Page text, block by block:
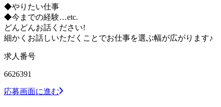
◆やりたい仕事
◆今までの経験…etc.
どんどんお話ください!
細かくお話しいただくことでお仕事を選ぶ幅が広がります♪
求人番号
6626391
応募画面に進む